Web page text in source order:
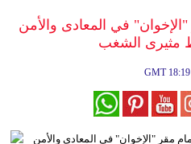
وموسيقى
في المعادى والأمن
مثيرى الشغب
GMT